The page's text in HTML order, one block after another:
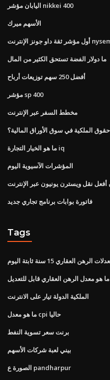
اليابان مؤشر nikkei 400
الأسهم ميرك
ما دولار الفضة تستحق الكثير من المال
أفضل 250 سهم توزيعات أرباح
مؤشر sp 400
مخطط السفر عبر الإنترنت
الملكية في سوق الأوراق المالية؟
ما هو الخيار التجارة iq
المؤشرات الآسيوية اليوم
أفعل نقل ويسترن يونيون عبر الإنترنت
فاتورة بوابات برنامج تجاري جديد
Tags
الرهن العقاري 15 سنة ثابتة اليوم
ما هو معدل الرهن العقاري قابل للتعديل
الملكية الدولة تيار على الانترنت
ما هو معدل cpi حاليا
برنت سعر تسوية النفط
بيني لعبة شركات الأسهم
الصورة ع pandharpur